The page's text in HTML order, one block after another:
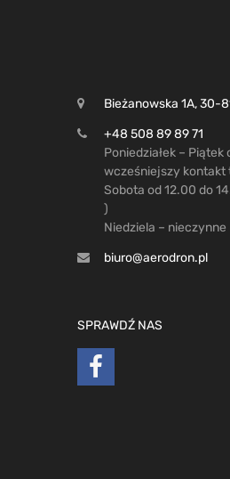
Bieżanowska 1A, 30-
+48 508 89 89 71
Poniedziałek –
wcześniejszy kontakt
Sobota od 12.00 do
)
Niedziela – nieczynne
biuro@aerodron.pl
SPRAWDŹ NAS